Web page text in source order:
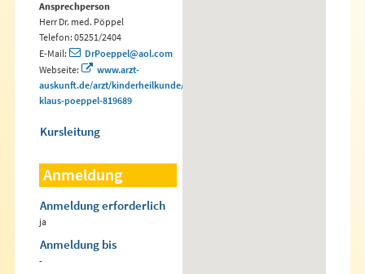
Ansprechperson
Herr Dr. med. Pöppel
Telefon: 05251/2404
E-Mail:
DrPoeppel@aol.com
Webseite:
www.arzt-
auskunft.de/arzt/kinderheilkunde/paderborn/dr-
klaus-poeppel-819689
Kursleitung
Anmeldung
Anmeldung erforderlich
ja
Anmeldung bis
-